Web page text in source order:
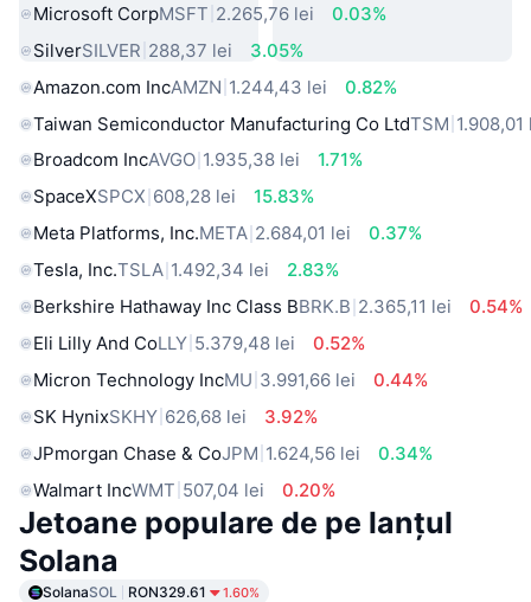
Microsoft CorpMSFT 2.265,76 lei
0.03%
SilverSILVER 288,37 lei
3.05%
Amazon.com IncAMZN 1.244,43 lei
0.82%
Taiwan Semiconductor Manufacturing Co LtdTSM 1.908,01
Broadcom IncAVGO 1.935,38 lei
1.71%
SpaceXSPCX 608,28 lei
15.83%
Meta Platforms, Inc.META 2.684,01 lei
0.37%
Tesla, Inc.TSLA 1.492,34 lei
2.83%
Berkshire Hathaway Inc Class BBRK.B 2.365,11 lei
0.54%
Eli Lilly And CoLLY 5.379,48 lei
0.52%
Micron Technology IncMU 3.991,66 lei
0.44%
SK HynixSKHY 626,68 lei
3.92%
JPmorgan Chase & CoJPM 1.624,56 lei
0.34%
Walmart IncWMT 507,04 lei 0.20%
Jetoane populare de pe lanțul
Solana
SolanaSOL RON329.61 1.60%